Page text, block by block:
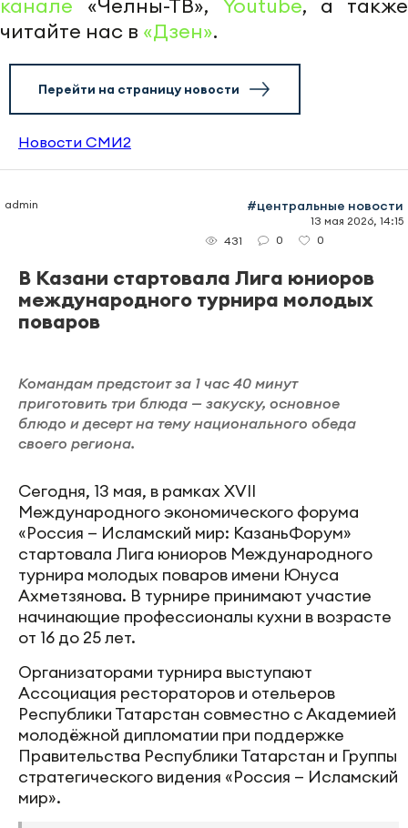
канале «Челны-ТВ», Youtube, а также
читайте нас в «Дзен».
Перейти на страницу новости
Новости СМИ2
admin #центральные новости
13 мая 2026, 14:15
431
0 0
В Казани стартовала Лига юниоров
международного турнира молодых
поваров
Командам предстоит за 1 час 40 минут
приготовить три блюда — закуску, основное
блюдо и десерт на тему национального обеда
своего региона.
Сегодня, 13 мая, в рамках XVII
Международного экономического форума
«Россия — Исламский мир: КазаньФорум»
стартовала Лига юниоров Международного
турнира молодых поваров имени Юнуса
Ахметзянова. В турнире принимают участие
начинающие профессионалы кухни в возрасте
от 16 до 25 лет.
Организаторами турнира выступают
Ассоциация рестораторов и отельеров
Республики Татарстан совместно с Академией
молодёжной дипломатии при поддержке
Правительства Республики Татарстан и Группы
стратегического видения «Россия — Исламский
мир».